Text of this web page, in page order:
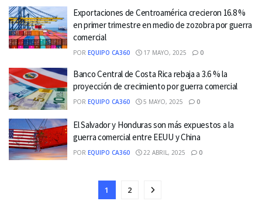
Exportaciones de Centroamérica crecieron 16.8 %
en primer trimestre en medio de zozobra por guerra
comercial
POR EQUIPO CA360 17 MAYO, 2025 0
Banco Central de Costa Rica rebaja a 3.6 % la
proyección de crecimiento por guerra comercial
POR EQUIPO CA360 5 MAYO, 2025 0
El Salvador y Honduras son más expuestos a la
guerra comercial entre EEUU y China
POR EQUIPO CA360 22 ABRIL, 2025 0
1 2